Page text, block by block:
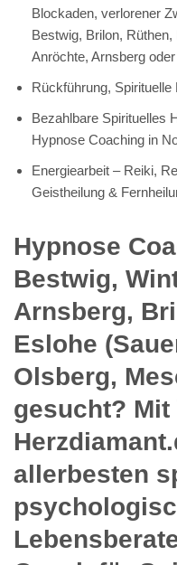
Blockaden, verlorener
Bestwig, Brilon,
Anröchte, Arnsberg
Rückführung,
Bezahlbare Spirituelles
Hypnose Coaching in
Energiearbeit – Reiki,
Geistheilung &
Hypnose
Bestwig,
Arnsberg,
Eslohe
Olsberg,
gesucht? Mit
allerbesten